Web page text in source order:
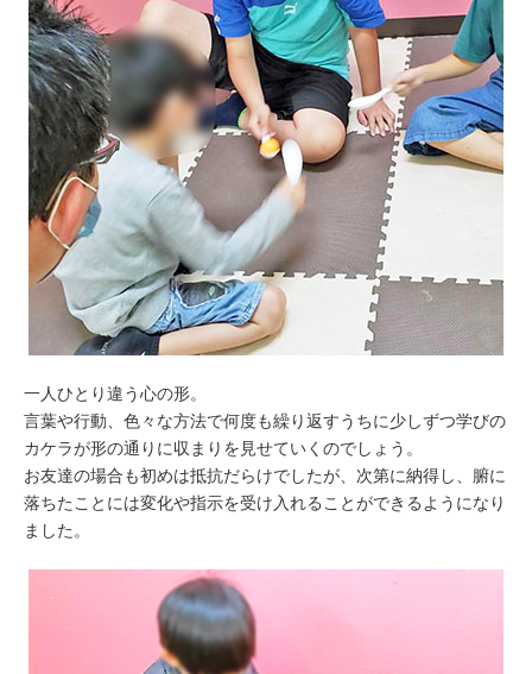
一人ひとり違う心の形。
言葉や行動、色々な方法で何度も繰り返すうちに少しずつ学びの
カケラが形の通りに収まりを見せていくのでしょう。
お友達の場合も初めは抵抗だらけでしたが、次第に納得し、腑に
落ちたことには変化や指示を受け入れることができるようになり
ました。